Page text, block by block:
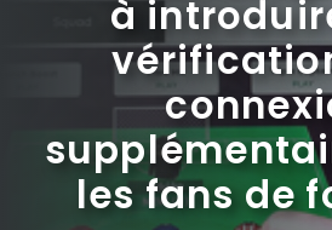
à
les fans de